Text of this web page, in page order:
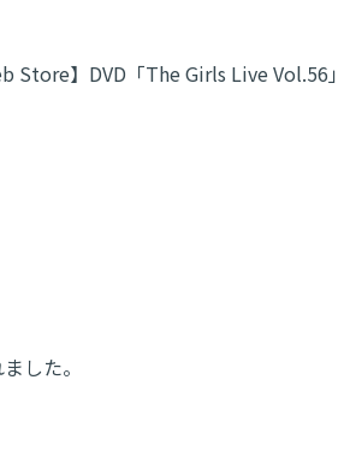
Store】DVD「The Girls Live Vol.56
した。